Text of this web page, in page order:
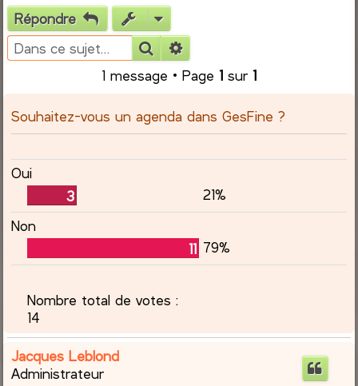
c
h
e
Répondre
Rechercher
1 message • Page 1 sur 1
Souhaitez-vous un agenda dans GesFine ?
Oui
3
21%
Non
11 79%
Nombre total de votes :
14
Jacques Leblond
Administrateur